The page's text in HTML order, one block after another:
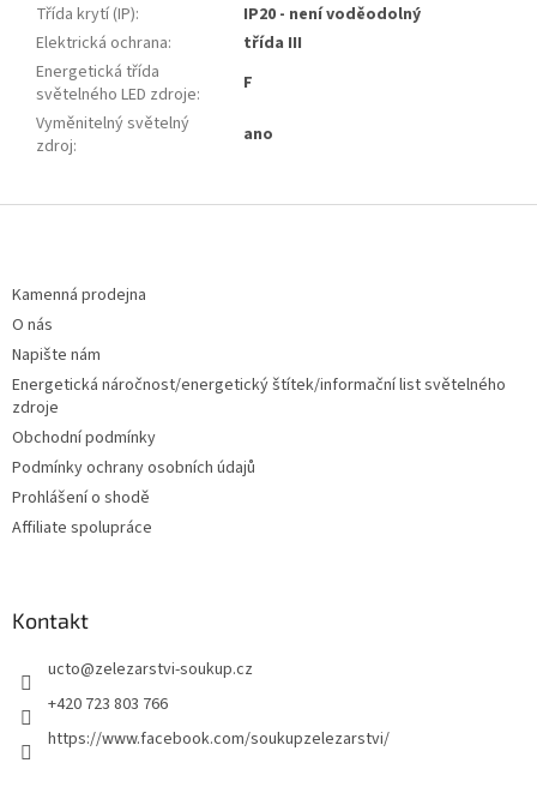
Třída krytí (IP):
IP20 - není voděodolný
Elektrická ochrana:
třída III
Energetická třída
světelného LED zdroje:
F
Vyměnitelný světelný
zdroj: ano
Kamenná prodejna
O nás
Napište nám
Energetická náročnost/energetický štítek/informační list světelného
zdroje
Obchodní podmínky
Podmínky ochrany osobních údajů
Prohlášení o shodě
Affiliate spolupráce
Kontakt
ucto@zelezarstvi-soukup.cz
+420 723 803 766
https://www.facebook.com/soukupzelezarstvi/